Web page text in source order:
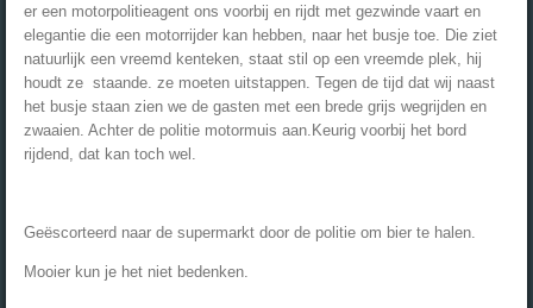
er een motorpolitieagent ons voorbij en rijdt met gezwinde vaart en
elegantie die een motorrijder kan hebben, naar het busje toe. Die ziet
natuurlijk een vreemd kenteken, staat stil op een vreemde plek, hij
houdt ze staande. ze moeten uitstappen. Tegen de tijd dat wij naast
het busje staan zien we de gasten met een brede grijs wegrijden en
zwaaien. Achter de politie motormuis aan.Keurig voorbij het bord
rijdend, dat kan toch wel.
Geëscorteerd naar de supermarkt door de politie om bier te halen.
Mooier kun je het niet bedenken.